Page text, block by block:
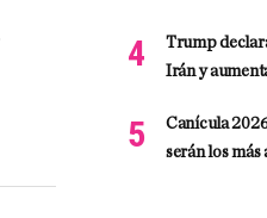
Trump
Irán y
Canícula
serán los más